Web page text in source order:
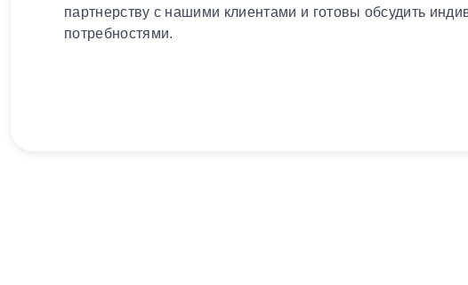
партнерству с нашими клиентами и готовы обсудить
потребностями.